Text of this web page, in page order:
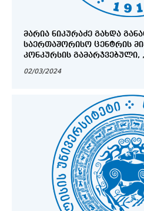
ᲛᲐᲠᲘᲐ ᲜᲘᲙᲣᲠᲐᲫᲔ ᲒᲐᲮᲓᲐ
ᲡᲐᲔᲠᲗᲐᲨᲝᲠᲘᲡᲝ ᲪᲔᲜᲢᲠᲘᲡ
ᲙᲝᲜᲙᲣᲠᲡᲘᲡ
ᲬᲔᲚᲘ“
02/03/2024